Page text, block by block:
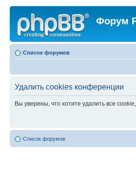
Форум
Список форумов
Удалить cookies конференции
Вы уверены, что хотите удалить все
Список форумов